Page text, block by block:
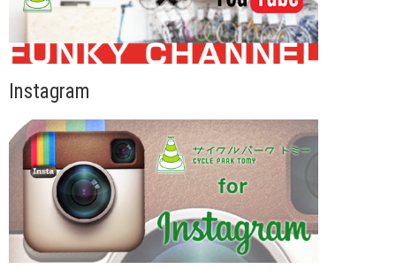
Instagram